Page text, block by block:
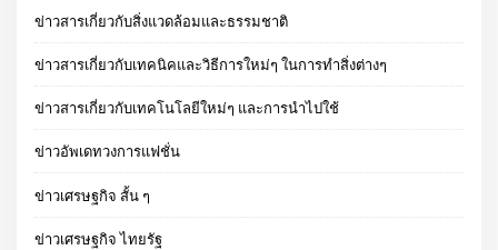
ข่าวสารเกี่ยวกับสิ่งแวดล้อมและธรรมชาติ
ข่าวสารเกี่ยวกับเทคนิคและวิธีการใหม่ๆ ในการทำสิ่งต่างๆ
ข่าวสารเกี่ยวกับเทคโนโลยีใหม่ๆ และการนำไปใช้
ข่าวอัพเดทวงการแฟชั่น
ข่าวเศรษฐกิจ สั้น ๆ
ข่าวเศรษฐกิจ ไทยรัฐ